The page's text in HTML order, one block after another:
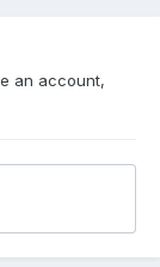
an account,